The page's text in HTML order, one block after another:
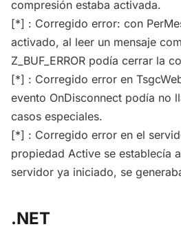
compresión estaba activada.
[*] : Corregido error: con
activado, al leer un mensaje
Z_BUF_ERROR podía cerrar la
[*] : Corregido error en
evento OnDisconnect podía no
casos especiales.
[*] : Corregido error en el
propiedad Active se establecía
servidor ya iniciado, se
.NET